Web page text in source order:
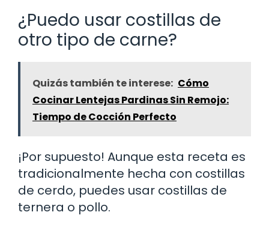
¿Puedo usar costillas de
otro tipo de carne?
Quizás también te interese: Cómo
Cocinar Lentejas Pardinas Sin Remojo:
Tiempo de Cocción Perfecto
¡Por supuesto! Aunque esta receta es
tradicionalmente hecha con costillas
de cerdo, puedes usar costillas de
ternera o pollo.